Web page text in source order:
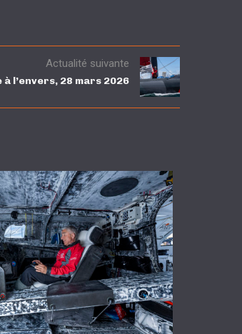
Actualité suivante
l’envers, 28 mars 2026